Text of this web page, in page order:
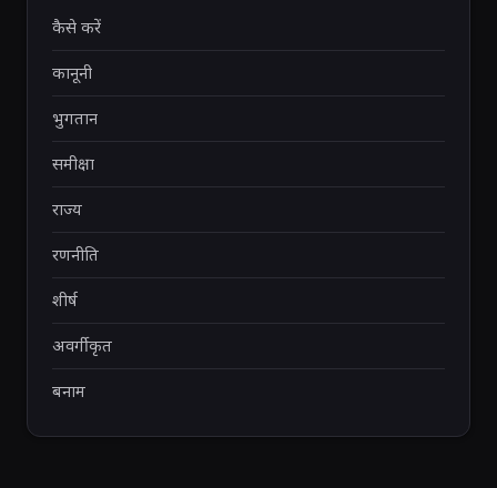
कैसे करें
कानूनी
भुगतान
समीक्षा
राज्य
रणनीति
शीर्ष
अवर्गीकृत
बनाम